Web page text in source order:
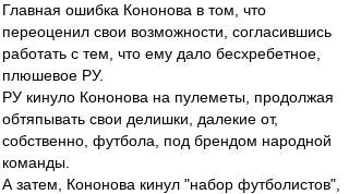
Главная ошибка Кононова в том, что
переоценил свои возможности, согласившись
работать с тем, что ему дало бесхребетное,
плюшевое РУ.
РУ кинуло Кононова на пулеметы, продолжая
обтяпывать свои делишки, далекие от,
собственно, футбола, под брендом народной
команды.
А затем, Кононова кинул "набор футболистов",